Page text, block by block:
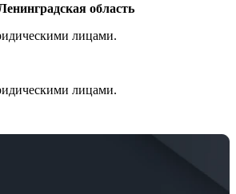
область
лицами.
лицами.